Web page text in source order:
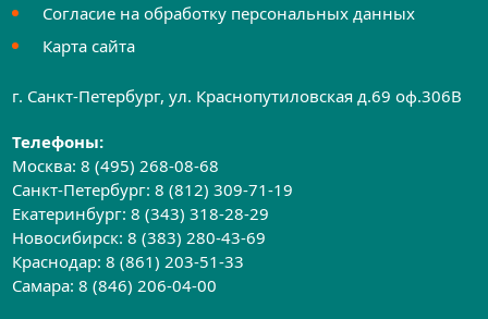
Согласие на обработку персональных данных
Карта сайта
г. Санкт-Петербург, ул. Краснопутиловская д.69 оф.306B
Телефоны:
Москва:8 (495) 268-08-68
Санкт-Петербург:8 (812) 309-71-19
Екатеринбург:8 (343) 318-28-29
Новосибирск:8 (383) 280-43-69
Краснодар:8 (861) 203-51-33
Самара:8 (846) 206-04-00